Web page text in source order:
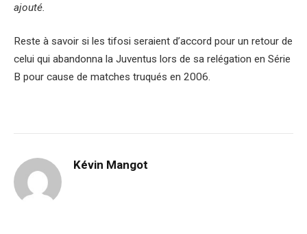
ajouté.
Reste à savoir si les tifosi seraient d’accord pour un retour de
celui qui abandonna la Juventus lors de sa relégation en Série
B pour cause de matches truqués en 2006.
Kévin Mangot